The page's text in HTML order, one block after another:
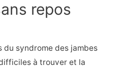
repos
syndrome des jambes
à trouver et la